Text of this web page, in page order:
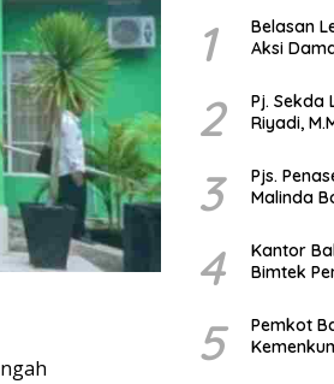
1
Belasan
Aksi
2
Pj. Sekda
Riyadi,
3
Pjs.
Malinda
4
Kantor
Bimtek
5
Pemkot